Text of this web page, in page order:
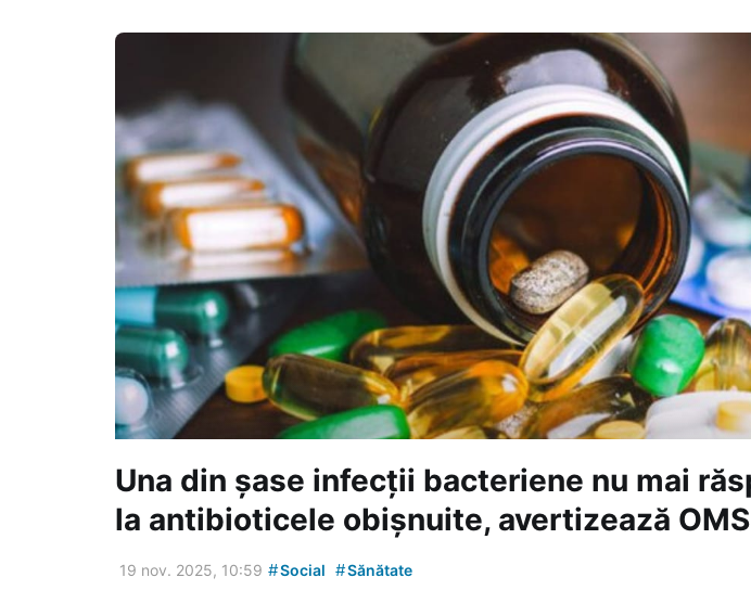
Una din șase infecții bacteriene nu mai
la antibioticele obișnuite, avertizează OMS
19 nov. 2025, 10:59 #Social #Sănătate